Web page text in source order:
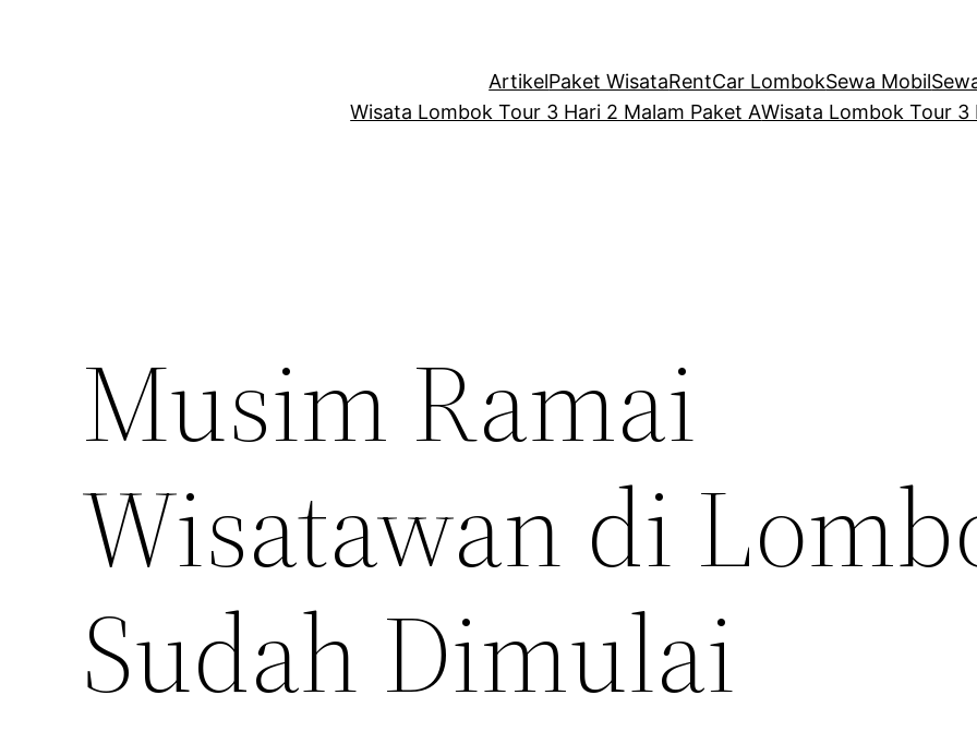
ArtikelPaket WisataRentCar LombokSewa Mobil
Wisata Lombok Tour 3 Hari 2 Malam Paket AWisata Lombok Tour 3
Musim Ramai
Wisatawan di
Sudah Dimulai